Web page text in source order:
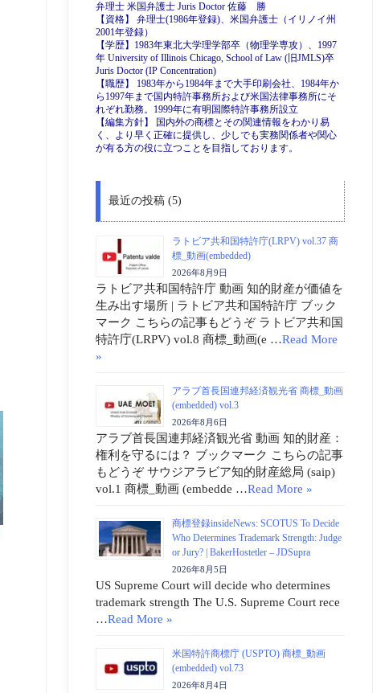
弁理士 米国弁護士 Juris Doctor 佐藤 勝
【資格】 弁理士(1986年登録)、米国弁護士（イリノイ州
2001年登録）
【学歴】1983年東北大学理学部卒（物理学専攻）、1997
年 University of Illinois Chicago, School of Law (旧JMLS)卒
Juris Doctor (IP Concentration)
【職歴】 1983年から1984年まで大手印刷会社、1984年か
ら1997年まで国内特許事務所および米国法律事務所にそ
れぞれ勤務。1999年に有明国際特許事務所設立
【編集方針】 国内外の商標とその関連情報をわかり易
く、より早く正確に提供し、少しでも実務関係者や関心
が有る方の役に立つことを目指しております。
最近の投稿 (5)
ラトビア共和国特許庁(LRPV) vol.37 商
標_動画(embedded)
2026年8月9日
ラトビア共和国特許庁 動画 知的財産が価値を
生み出す場所 | ラトビア共和国特許庁 ブック
マーク こちらの記事もどうぞ ラトビア共和国
特許庁(LRPV) vol.8 商標_動画(e …Read More
»
アラブ首長国連邦経済観光省 商標_動画
(embedded) vol.3
2026年8月6日
アラブ首長国連邦経済観光省 動画 知的財産：
権利を守るには？ ブックマーク こちらの記事
もどうぞ サウジアラビア知的財産総局 (saip)
vol.1 商標_動画 (embedde …Read More »
商標登録insideNews: SCOTUS To Decide
Who Determines Trademark Strength: Judge
or Jury? | BakerHostetler – JDSupra
2026年8月5日
US Supreme Court will decide who determines
trademark strength The U.S. Supreme Court rece
…Read More »
米国特許商標庁 (USPTO) 商標_動画
(embedded) vol.73
2026年8月4日